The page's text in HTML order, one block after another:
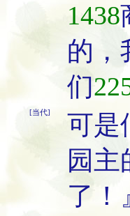
1438
的，
们
[当代]
可是
园
了！